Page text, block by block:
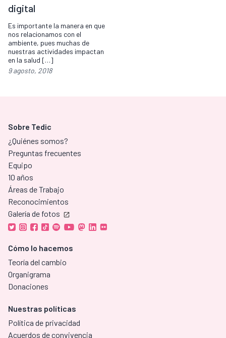
digital
Es importante la manera en que
nos relacionamos con el
ambiente, pues muchas de
nuestras actividades impactan
en la salud […]
9 agosto, 2018
Sobre Tedic
¿Quiénes somos?
Preguntas frecuentes
Equipo
10 años
Áreas de Trabajo
Reconocimientos
Galería de fotos
Cómo lo hacemos
Teoría del cambio
Organigrama
Donaciones
Nuestras políticas
Política de privacidad
Acuerdos de convivencia